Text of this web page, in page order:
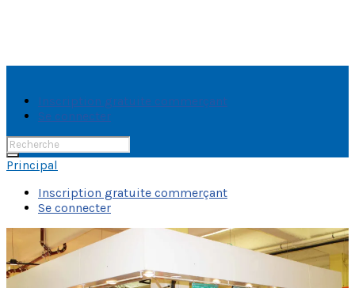
Inscription gratuite commerçant
Se connecter
Rechercher:
Principal
Inscription gratuite commerçant
Se connecter
JOUX
FRANCK